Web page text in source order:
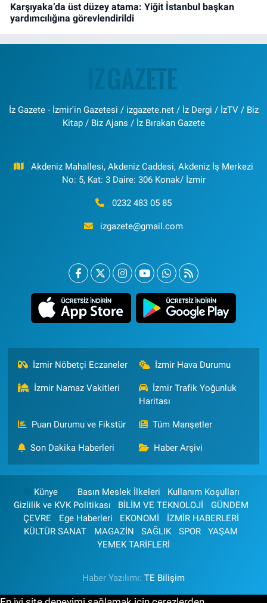
Karşıyaka’da üst düzey atama: Yiğit İstanbul başkan
yardımcılığına görevlendirildi
İz Gazete - İzmir'in Gazetesi / izgazete.net / İz Dergi / İzTV / Biz
Kitap / Biz Ajans / İz Bırakan Gazete
Akdeniz Mahallesi, Akdeniz Caddesi, Akdeniz İş Merkezi
No: 5, Kat: 3 Daire: 306 Konak/ İzmir
0232 483 05 85
izgazete@gmail.com
İzmir Nöbetçi Eczaneler İzmir Hava Durumu
İzmir Namaz Vakitleri
İzmir Trafik Yoğunluk
Haritası
Puan Durumu ve Fikstür Tüm Manşetler
Son Dakika Haberleri Haber Arşivi
Künye Basın Meslek İlkeleri
Kullanım Koşulları
Gizlilik ve KVK Politikası
BİLİM VE TEKNOLOJİ
GÜNDEM
ÇEVRE
Ege Haberleri EKONOMİ
İZMİR HABERLERİ
KÜLTÜR SANAT
MAGAZİN SAĞLIK SPOR
YAŞAM
YEMEK TARİFLERİ
Haber Yazılımı: TE Bilişim